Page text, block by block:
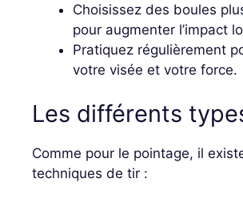
Choisissez des boules
pour augmenter l’impact
Pratiquez régulièrement
votre visée et votre force.
Les différents
Comme pour le pointage, il
techniques de tir :